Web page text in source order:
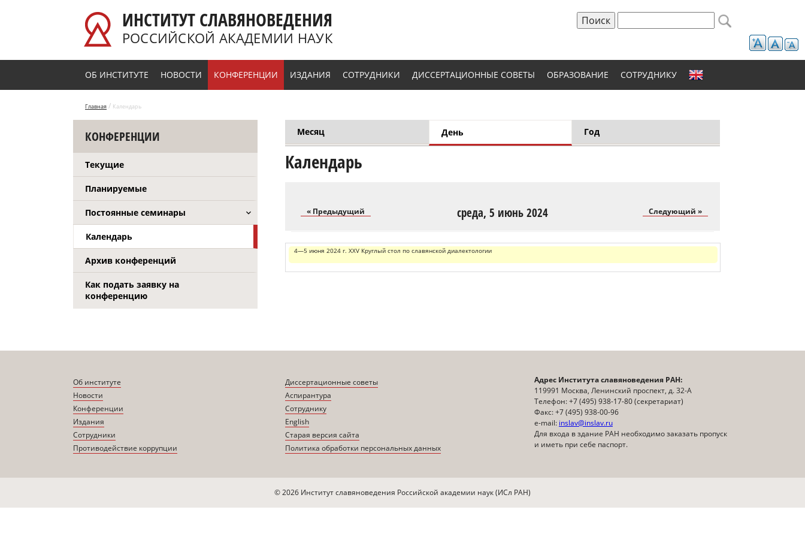
ИНСТИТУТ СЛАВЯНОВЕДЕНИЯ
РОССИЙСКОЙ АКАДЕМИИ НАУК Форма поиска
ОБ ИНСТИТУТЕ НОВОСТИ КОНФЕРЕНЦИИ ИЗДАНИЯ СОТРУДНИКИ ДИССЕРТАЦИОННЫЕ СОВЕТЫ ОБРАЗОВАНИЕ СОТРУДНИКУ
Главная / Календарь
КОНФЕРЕНЦИИ
Текущие
Планируемые
Постоянные семинары
Календарь
Архив конференций
Как подать заявку на
конференцию
Главные вкладки
Месяц День Год
Календарь
среда, 5 июнь 2024
« Предыдущий Следующий »
4—5 июня 2024 г. XXV Круглый стол по славянской диалектологии
Об институте
Новости
Конференции
Издания
Сотрудники
Противодействие коррупции
Диссертационные советы
Аспирантура
Сотруднику
English
Старая версия сайта
Политика обработки персональных данных
Адрес Института славяноведения РАН:
119991 Москва, Ленинский проспект, д. 32-А
Телефон: +7 (495) 938-17-80 (секретариат)
Факс: +7 (495) 938-00-96
e-mail: inslav@inslav.ru
Для входа в здание РАН необходимо заказать пропуск
и иметь при себе паспорт.
© 2026 Институт славяноведения Российской академии наук (ИСл РАН)